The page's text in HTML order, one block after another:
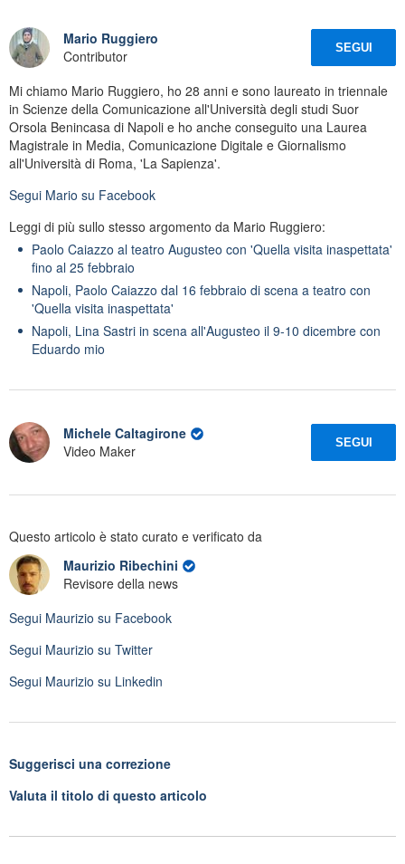
Mario Ruggiero
Contributor
SEGUI
Mi chiamo Mario Ruggiero, ho 28 anni e sono laureato in triennale
in Scienze della Comunicazione all'Università degli studi Suor
Orsola Benincasa di Napoli e ho anche conseguito una Laurea
Magistrale in Media, Comunicazione Digitale e Giornalismo
all'Università di Roma, 'La Sapienza'.
Segui Mario su Facebook
Leggi di più sullo stesso argomento da Mario Ruggiero:
Paolo Caiazzo al teatro Augusteo con 'Quella visita inaspettata'
fino al 25 febbraio
Napoli, Paolo Caiazzo dal 16 febbraio di scena a teatro con
'Quella visita inaspettata'
Napoli, Lina Sastri in scena all'Augusteo il 9-10 dicembre con
Eduardo mio
Michele Caltagirone
Video Maker
SEGUI
Questo articolo è stato curato e verificato da
Maurizio Ribechini
Revisore della news
Segui Maurizio su Facebook
Segui Maurizio su Twitter
Segui Maurizio su Linkedin
Suggerisci una correzione
Valuta il titolo di questo articolo